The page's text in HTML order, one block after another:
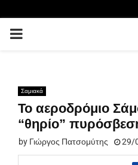
PRIMARY
Σαμιακά
Το αεροδρόμιο
“θηρίο”
by Γιώργος Πατσομύτης 29/